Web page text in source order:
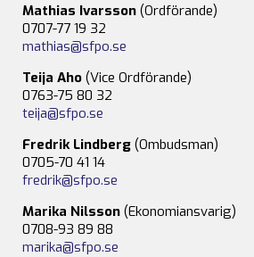
Mathias Ivarsson (Ordförande)
0707-77 19 32
mathias@sfpo.se
Teija Aho (Vice Ordförande)
0763-75 80 32
teija@sfpo.se
Fredrik Lindberg (Ombudsman)
0705-70 41 14
fredrik@sfpo.se
Marika Nilsson (Ekonomiansvarig)
0708-93 89 88
marika@sfpo.se